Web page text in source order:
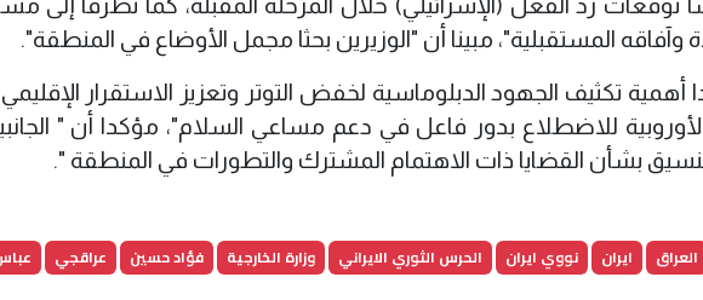
وآفاقه المستقبلية"، مبينا أن "الوزيرين بحثا مجمل الأوضاع في المنطقة".
أهمية تكثيف الجهود الدبلوماسية لخفض التوتر وتعزيز الاستقرار
للاضطلاع بدور فاعل في دعم مساعي السلام"، مؤكدا أن "
بشأن القضايا ذات الاهتمام المشترك والتطورات في المنطقة ".
العراق ايران نووي ايران الحرس الثوري الايراني وزارة الخارجية فؤاد حسين عراقجي